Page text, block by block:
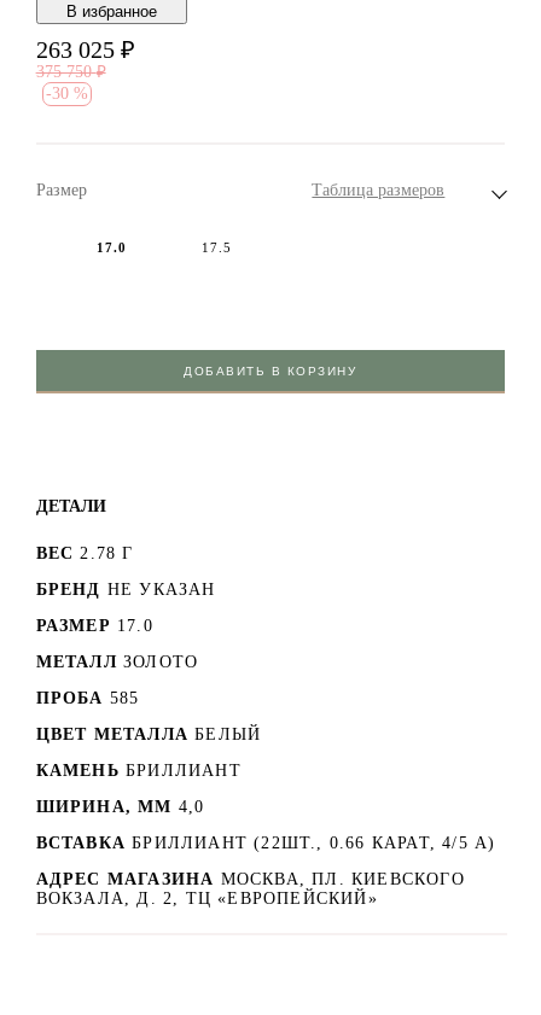
В избранноe
263 025 ₽
375 750 ₽
-30 %
Размер Таблица размеров
17.0 17.5
ДОБАВИТЬ В КОРЗИНУ
ДЕТАЛИ
ВЕС 2.78 Г
БРЕНД НЕ УКАЗАН
РАЗМЕР 17.0
МЕТАЛЛ ЗОЛОТО
ПРОБА 585
ЦВЕТ МЕТАЛЛА БЕЛЫЙ
КАМЕНЬ БРИЛЛИАНТ
ШИРИНА, ММ 4,0
ВСТАВКА БРИЛЛИАНТ (22ШТ., 0.66 КАРАТ, 4/5 А)
АДРЕС МАГАЗИНА МОСКВА, ПЛ. КИЕВСКОГО
ВОКЗАЛА, Д. 2, ТЦ «ЕВРОПЕЙСКИЙ»